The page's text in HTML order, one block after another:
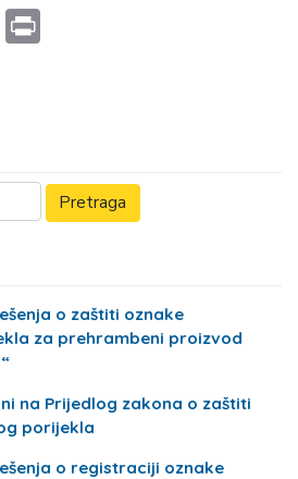
Email
o zaštiti oznake
za prehrambeni proizvod
na Prijedlog zakona o zaštiti
porijekla
o registraciji oznake